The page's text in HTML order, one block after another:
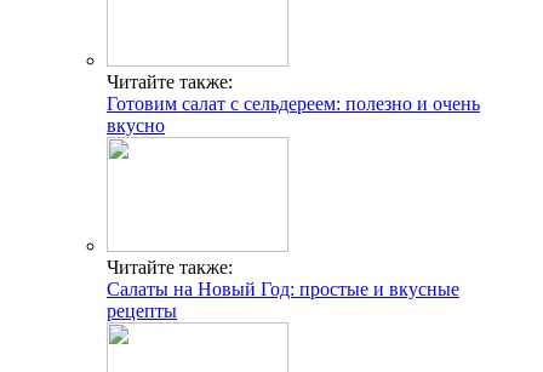
Читайте также:
Готовим салат с сельдереем: полезно и очень
вкусно
Читайте также:
Салаты на Новый Год: простые и вкусные
рецепты